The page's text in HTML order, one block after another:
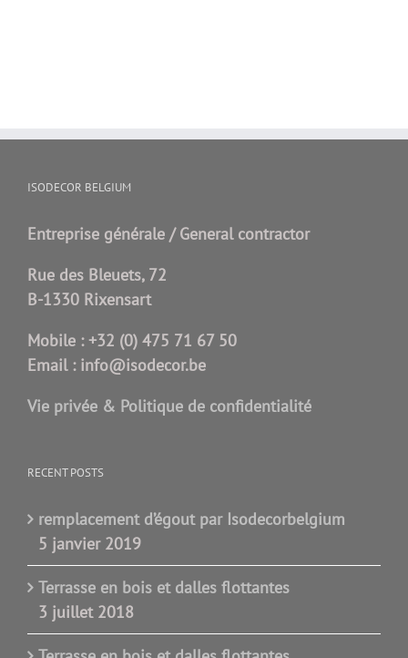
ISODECOR BELGIUM
Entreprise générale / General contractor
Rue des Bleuets, 72
B-1330 Rixensart
Mobile :+32 (0) 475 71 67 50
Email :info@isodecor.be
Vie privée & Politique de confidentialité
RECENT POSTS
remplacement d’égout par Isodecorbelgium
5 janvier 2019
Terrasse en bois et dalles flottantes
3 juillet 2018